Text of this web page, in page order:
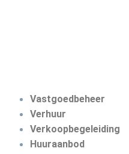
Vastgoedbeheer
Verhuur
Verkoopbegeleiding
Huuraanbod